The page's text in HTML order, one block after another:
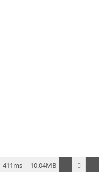
10.04MB
411ms